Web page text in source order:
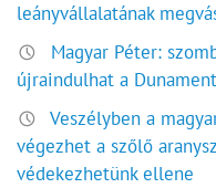
leányvállalatának
Magyar Péter:
újraindulhat a
Veszélyben a
végezhet a szőlő
védekezhetünk ellene